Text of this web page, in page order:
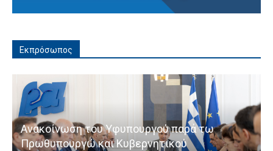
Εκπρόσωπος
Ανακοίνωση του Υφυπουργού παρά τω
Πρωθυπουργώ και Κυβερνητικού